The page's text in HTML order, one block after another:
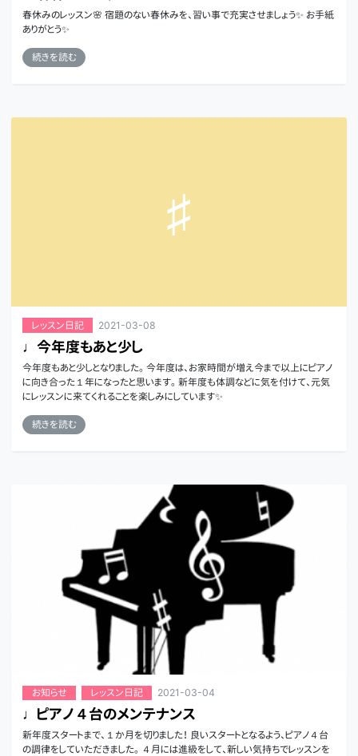
春休みのレッスン🌸 宿題のない春休みを、習い事で充実させましょう✨ お手紙
ありがとう✨
続きを読む
レッスン日記 2021-03-08
♩今年度もあと少し
今年度もあと少しとなりました。 今年度は、お家時間が増え今まで以上にピアノ
に向き合った１年になったと思います。 新年度も体調などに気を付けて、元気
にレッスンに来てくれることを楽しみにしています✨
続きを読む
お知らせ レッスン日記 2021-03-04
♩ピアノ４台のメンテナンス
新年度スタートまで、１か月を切りました！ 良いスタートとなるよう、ピアノ４台
の調律をしていただきました。 ４月には進級をして、新しい気持ちでレッスンを